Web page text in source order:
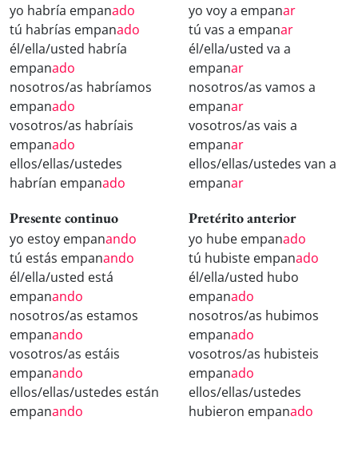
yo habría empanado
tú habrías empanado
él/ella/usted habría
empanado
nosotros/as habríamos
empanado
vosotros/as habríais
empanado
ellos/ellas/ustedes
habrían empanado
yo voy a empanar
tú vas a empanar
él/ella/usted va a
empanar
nosotros/as vamos a
empanar
vosotros/as vais a
empanar
ellos/ellas/ustedes van a
empanar
Presente continuo
yo estoy empanando
tú estás empanando
él/ella/usted está
empanando
nosotros/as estamos
empanando
vosotros/as estáis
empanando
ellos/ellas/ustedes están
empanando
Pretérito anterior
yo hube empanado
tú hubiste empanado
él/ella/usted hubo
empanado
nosotros/as hubimos
empanado
vosotros/as hubisteis
empanado
ellos/ellas/ustedes
hubieron empanado